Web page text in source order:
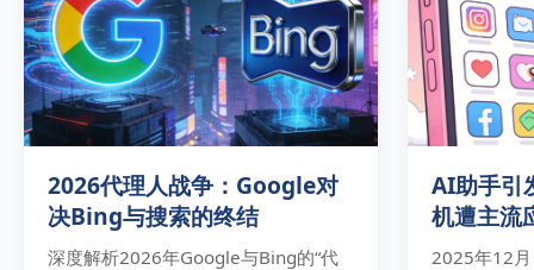
2026代理人战争：Google对
决Bing与搜索的终结
深度解析2026年Google与Bing的“代
AI助手引
机遭主流
量入口之
2025年12